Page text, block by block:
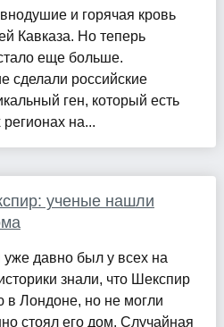
и горячая кровь
Кавказа. Но теперь
еще больше.
сделали российские
ген, который есть
на...
ученые нашли
уже давно был у всех на
знали, что Шекспир
в Лондоне, но не могли
стоял его дом. Случайная